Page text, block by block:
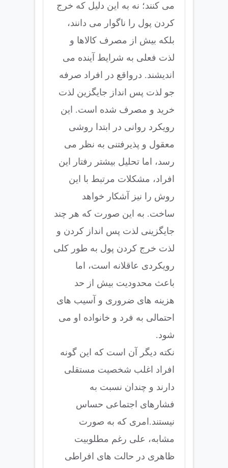
می کنند؛ نه به این دلیل که خرج
کردن پول را ناگوار می دانند،
بلکه بیش از مصرف کالاها و
لذت فعلی به شرایط آینده می
اندیشند. درواقع در افراد صرفه
جو لذت پس انداز جایگزین لذت
خرید و مصرف شده است. این
رویکرد روانی در ابتدا روشی
معقول و پذیرفتنی به نظر می
رسد، اما تحلیل بیشتر رفتار این
افراد، مشکلات مرتبط با این
روش را نیز آشکار خواهد
ساخت. به این صورت که هر چند
جایگزینی لذت پس انداز کردن و
لذت خرج کردن پول به طور کلی
رویکردی عاقلانه است، اما
باعث محدودیت بیش از حد
هزینه های ضروری و آسیب های
احتمالی به فرد و خانواده او می
شود.
نکته دیگر آن است که این گونه
افراد اغلب شخصیت مستقلی
دارند و چندان نسبت به
فشارهای اجتماعی حساس
نیستند.امری که به صورت
مشابه، علی رغم مطلوبیت
ظاهری در حالت های افراطی